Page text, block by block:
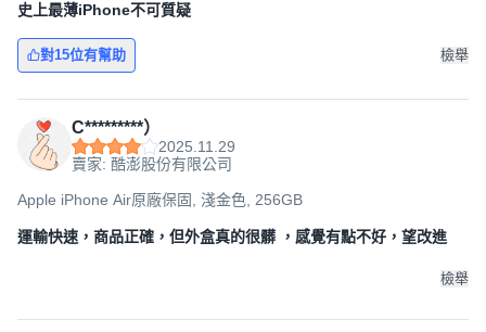
史上最薄iPhone不可質疑
對15位有幫助 檢舉
C*********）
2025.11.29
賣家: 酷澎股份有限公司
Apple iPhone Air原廠保固, 淺金色, 256GB
運輸快速，商品正確，但外盒真的很髒 ，感覺有點不好，望改進
檢舉